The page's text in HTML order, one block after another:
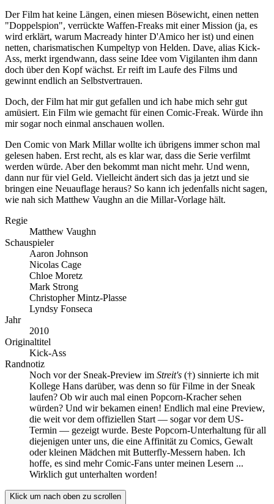
Der Film hat keine Längen, einen miesen Bösewicht, einen netten
"Doppelspion", verrückte Waffen-Freaks mit einer Mission (ja, es
wird erklärt, warum Macready hinter D'Amico her ist) und einen
netten, charismatischen Kumpeltyp von Helden. Dave, alias Kick-
Ass, merkt irgendwann, dass seine Idee vom Vigilanten ihm dann
doch über den Kopf wächst. Er reift im Laufe des Films und
gewinnt endlich an Selbstvertrauen.
Doch, der Film hat mir gut gefallen und ich habe mich sehr gut
amüsiert. Ein Film wie gemacht für einen Comic-Freak. Würde ihn
mir sogar noch einmal anschauen wollen.
Den Comic von Mark Millar wollte ich übrigens immer schon mal
gelesen haben. Erst recht, als es klar war, dass die Serie verfilmt
werden würde. Aber den bekommt man nicht mehr. Und wenn,
dann nur für viel Geld. Vielleicht ändert sich das ja jetzt und sie
bringen eine Neuauflage heraus? So kann ich jedenfalls nicht sagen,
wie nah sich Matthew Vaughn an die Millar-Vorlage hält.
Regie
Matthew Vaughn
Schauspieler
Aaron Johnson
Nicolas Cage
Chloe Moretz
Mark Strong
Christopher Mintz-Plasse
Lyndsy Fonseca
Jahr
2010
Originaltitel
Kick-Ass
Randnotiz
Noch vor der Sneak-Preview im Streit's (†) sinnierte ich mit
Kollege Hans darüber, was denn so für Filme in der Sneak
laufen? Ob wir auch mal einen Popcorn-Kracher sehen
würden? Und wir bekamen einen! Endlich mal eine Preview,
die weit vor dem offiziellen Start — sogar vor dem US-
Termin — gezeigt wurde. Beste Popcorn-Unterhaltung für all
diejenigen unter uns, die eine Affinität zu Comics, Gewalt
oder kleinen Mädchen mit Butterfly-Messern haben. Ich
hoffe, es sind mehr Comic-Fans unter meinen Lesern ...
Wirklich gut unterhalten worden!
Klick um nach oben zu scrollen